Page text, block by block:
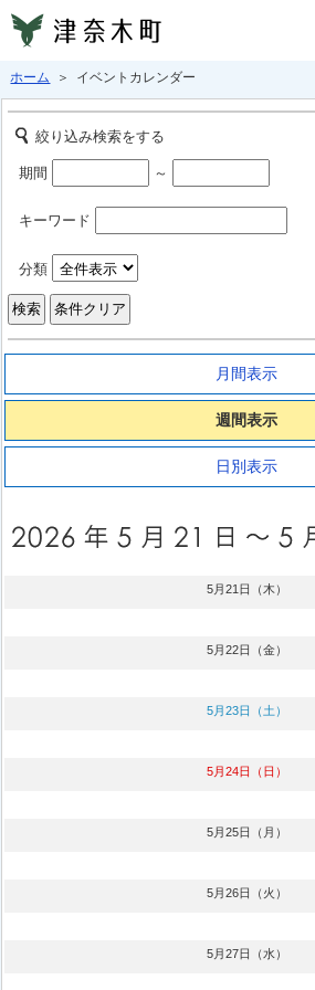
ホーム ＞ イベントカレンダー
絞り込み検索をする
期間 ～
キーワード
分類
月間表示
週間表示
日別表示
5月21日（木）
5月22日（金）
5月23日（土）
5月24日（日）
5月25日（月）
5月26日（火）
5月27日（水）